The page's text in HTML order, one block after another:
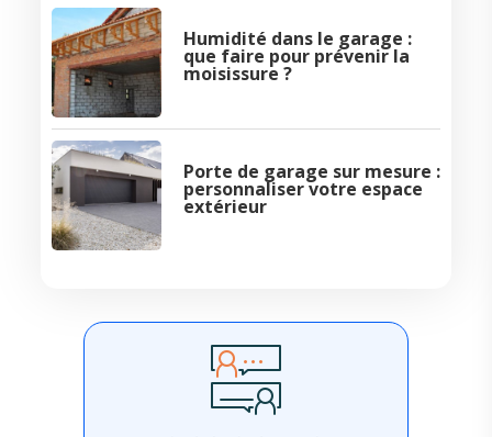
Humidité dans le garage :
que faire pour prévenir la
moisissure ?
Porte de garage sur mesure :
personnaliser votre espace
extérieur